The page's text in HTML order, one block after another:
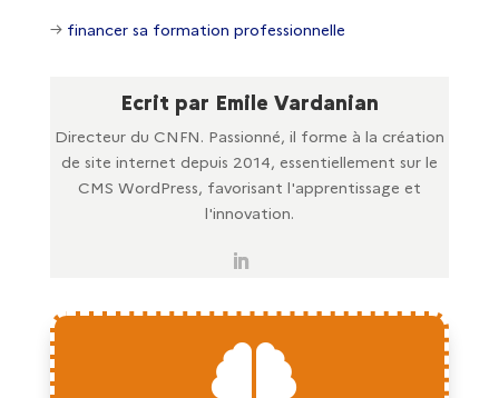
→ financer sa formation professionnelle
Ecrit par Emile Vardanian
Directeur du CNFN. Passionné, il forme à la création
de site internet depuis 2014, essentiellement sur le
CMS WordPress, favorisant l'apprentissage et
l'innovation.
